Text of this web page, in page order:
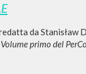
da Stanisław
primo del
AUTORE